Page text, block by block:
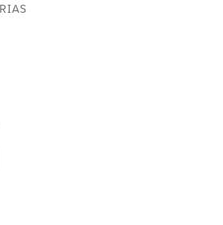
Agentes de IA para funcionários.
comum para ações padrão do